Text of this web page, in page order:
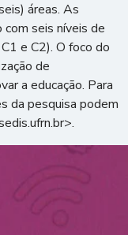
áreas. As
seis níveis de
e C2). O foco do
de
a educação. Para
da pesquisa podem